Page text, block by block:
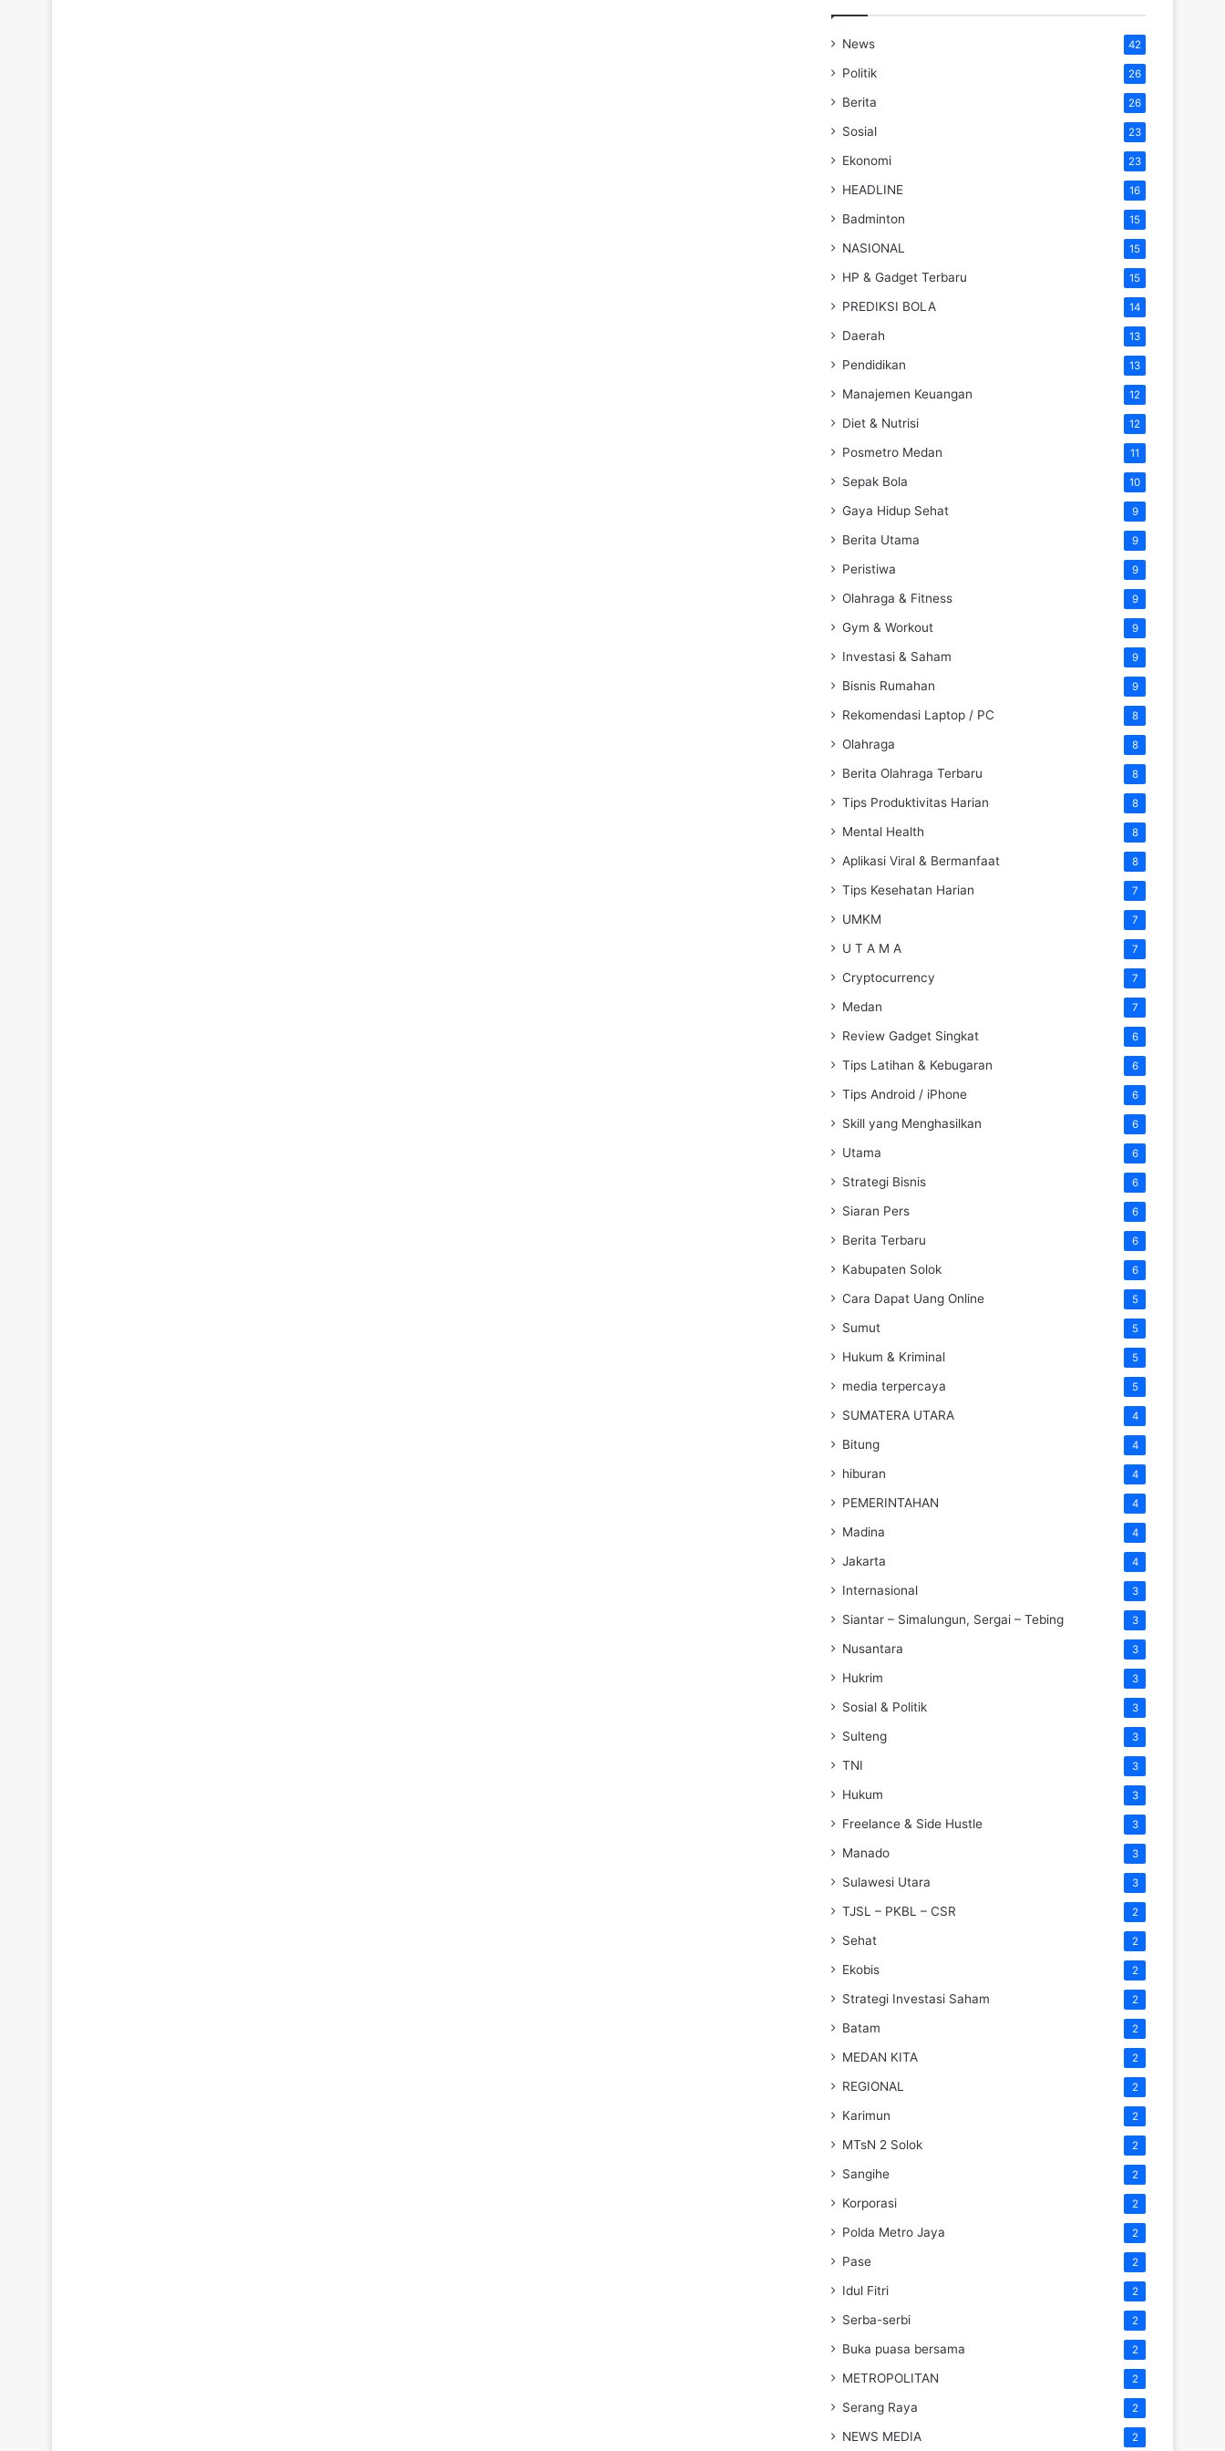
News 42
Politik 26
Berita 26
Sosial 23
Ekonomi 23
HEADLINE 16
Badminton 15
NASIONAL 15
HP & Gadget Terbaru 15
PREDIKSI BOLA 14
Daerah 13
Pendidikan 13
Manajemen Keuangan 12
Diet & Nutrisi 12
Posmetro Medan 11
Sepak Bola 10
Gaya Hidup Sehat 9
Berita Utama 9
Peristiwa 9
Olahraga & Fitness 9
Gym & Workout 9
Investasi & Saham 9
Bisnis Rumahan 9
Rekomendasi Laptop / PC 8
Olahraga 8
Berita Olahraga Terbaru 8
Tips Produktivitas Harian 8
Mental Health 8
Aplikasi Viral & Bermanfaat 8
Tips Kesehatan Harian 7
UMKM 7
U T A M A 7
Cryptocurrency 7
Medan 7
Review Gadget Singkat 6
Tips Latihan & Kebugaran 6
Tips Android / iPhone 6
Skill yang Menghasilkan 6
Utama 6
Strategi Bisnis 6
Siaran Pers 6
Berita Terbaru 6
Kabupaten Solok 6
Cara Dapat Uang Online 5
Sumut 5
Hukum & Kriminal 5
media terpercaya 5
SUMATERA UTARA 4
Bitung 4
hiburan 4
PEMERINTAHAN 4
Madina 4
Jakarta 4
Internasional 3
Siantar – Simalungun, Sergai – Tebing 3
Nusantara 3
Hukrim 3
Sosial & Politik 3
Sulteng 3
TNI 3
Hukum 3
Freelance & Side Hustle 3
Manado 3
Sulawesi Utara 3
TJSL – PKBL – CSR 2
Sehat 2
Ekobis 2
Strategi Investasi Saham 2
Batam 2
MEDAN KITA 2
REGIONAL 2
Karimun 2
MTsN 2 Solok 2
Sangihe 2
Korporasi 2
Polda Metro Jaya 2
Pase 2
Idul Fitri 2
Serba-serbi 2
Buka puasa bersama 2
METROPOLITAN 2
Serang Raya 2
NEWS MEDIA 2